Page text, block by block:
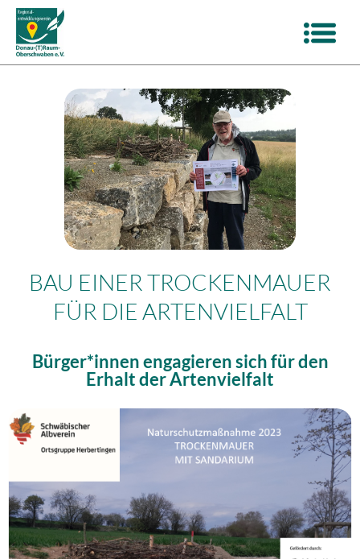
BAU EINER TROCKENMAUER
FÜR DIE ARTENVIELFALT
Bürger*innen engagieren sich für den
Erhalt der Artenvielfalt